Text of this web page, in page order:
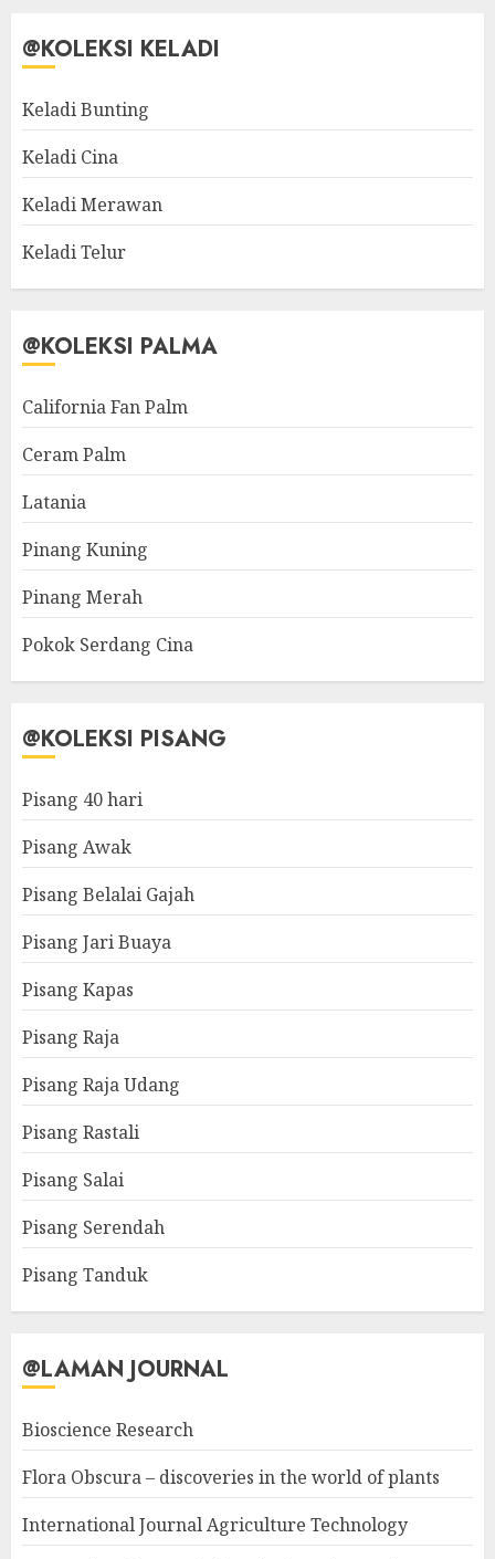
@KOLEKSI KELADI
Keladi Bunting
Keladi Cina
Keladi Merawan
Keladi Telur
@KOLEKSI PALMA
California Fan Palm
Ceram Palm
Latania
Pinang Kuning
Pinang Merah
Pokok Serdang Cina
@KOLEKSI PISANG
Pisang 40 hari
Pisang Awak
Pisang Belalai Gajah
Pisang Jari Buaya
Pisang Kapas
Pisang Raja
Pisang Raja Udang
Pisang Rastali
Pisang Salai
Pisang Serendah
Pisang Tanduk
@LAMAN JOURNAL
Bioscience Research
Flora Obscura – discoveries in the world of plants
International Journal Agriculture Technology